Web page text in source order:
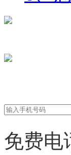
免费电